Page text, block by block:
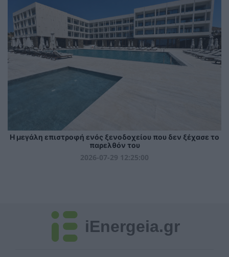
Η μεγάλη επιστροφή ενός ξενοδοχείου που δεν ξέχασε το
παρελθόν του
2026-07-29 12:25:00
iEnergeia.gr